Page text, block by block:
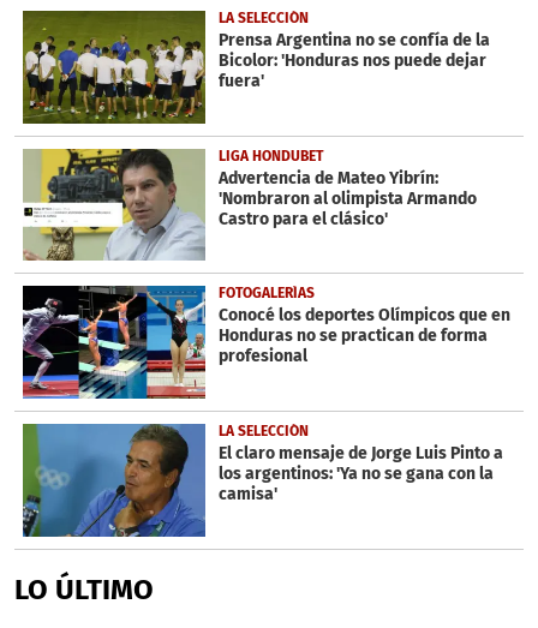
LA SELECCIÓN
Prensa Argentina no se confía de la
Bicolor: 'Honduras nos puede dejar
fuera'
LIGA HONDUBET
Advertencia de Mateo Yibrín:
'Nombraron al olimpista Armando
Castro para el clásico'
FOTOGALERÍAS
Conocé los deportes Olímpicos que en
Honduras no se practican de forma
profesional
LA SELECCIÓN
El claro mensaje de Jorge Luis Pinto a
los argentinos: 'Ya no se gana con la
camisa'
LO ÚLTIMO